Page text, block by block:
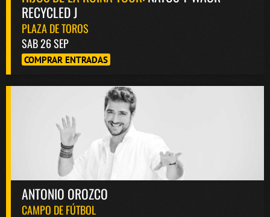
RECYCLED J
PLAZA DE TOROS
SAB 26 SEP
COMPRAR ENTRADAS
ANTONIO OROZCO
CAMPO DE FÚTBOL